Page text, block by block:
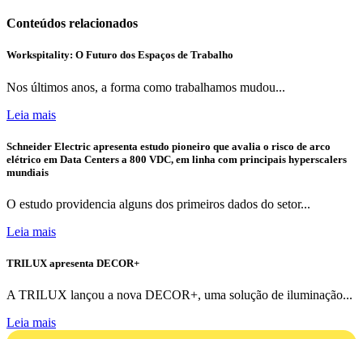
Conteúdos relacionados
Workspitality: O Futuro dos Espaços de Trabalho
Nos últimos anos, a forma como trabalhamos mudou...
Leia mais
Schneider Electric apresenta estudo pioneiro que avalia o risco de arco
elétrico em Data Centers a 800 VDC, em linha com principais hyperscalers
mundiais
O estudo providencia alguns dos primeiros dados do setor...
Leia mais
TRILUX apresenta DECOR+
A TRILUX lançou a nova DECOR+, uma solução de iluminação...
Leia mais